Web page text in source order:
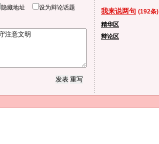
隐藏地址 设为辩论话题 我来说两句 (192条)
精华区
辩论区